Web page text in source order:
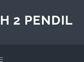
2 PENDIL